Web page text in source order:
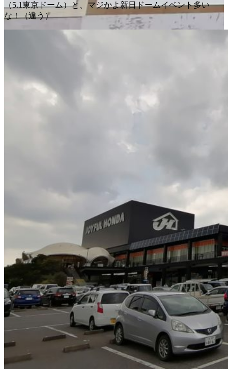
（5.1東京ドーム）と、マジかよ新日ドームイベント多い
な！（違う）